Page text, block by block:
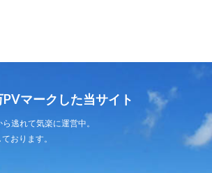
マークした当サイト
逃れて気楽に運営中。
おります。